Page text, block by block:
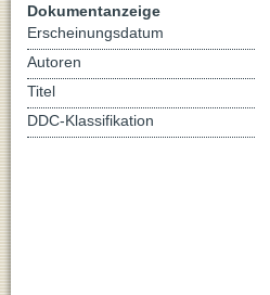
Dokumentanzeige
Erscheinungsdatum
Autoren
Titel
DDC-Klassifikation